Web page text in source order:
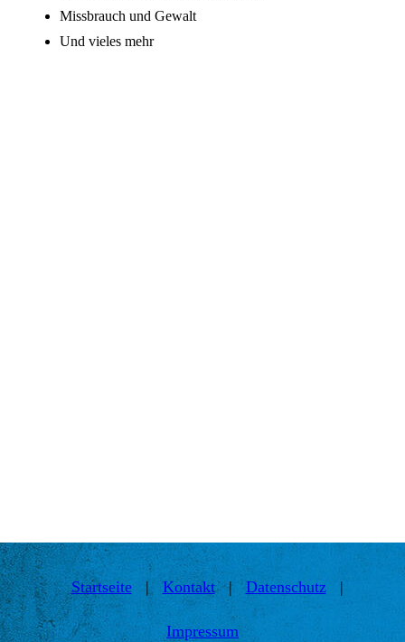
Missbrauch und Gewalt
Und vieles mehr
Startseite | Kontakt | Daten­schutz |
Impressum